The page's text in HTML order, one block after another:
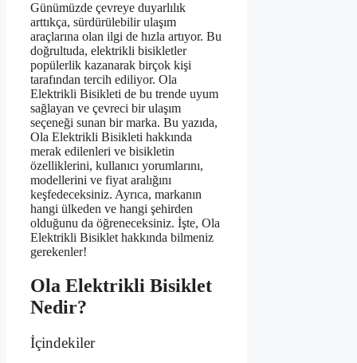
Günümüzde çevreye duyarlılık
arttıkça, sürdürülebilir ulaşım
araçlarına olan ilgi de hızla artıyor. Bu
doğrultuda, elektrikli bisikletler
popülerlik kazanarak birçok kişi
tarafından tercih ediliyor. Ola
Elektrikli Bisikleti de bu trende uyum
sağlayan ve çevreci bir ulaşım
seçeneği sunan bir marka. Bu yazıda,
Ola Elektrikli Bisikleti hakkında
merak edilenleri ve bisikletin
özelliklerini, kullanıcı yorumlarını,
modellerini ve fiyat aralığını
keşfedeceksiniz. Ayrıca, markanın
hangi ülkeden ve hangi şehirden
olduğunu da öğreneceksiniz. İşte, Ola
Elektrikli Bisiklet hakkında bilmeniz
gerekenler!
Ola Elektrikli Bisiklet
Nedir?
İçindekiler